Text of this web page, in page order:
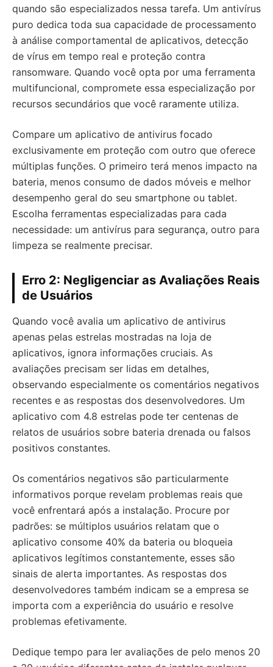
quando são especializados nessa tarefa. Um antivírus
puro dedica toda sua capacidade de processamento
à análise comportamental de aplicativos, detecção
de vírus em tempo real e proteção contra
ransomware. Quando você opta por uma ferramenta
multifuncional, compromete essa especialização por
recursos secundários que você raramente utiliza.
Compare um aplicativo de antivirus focado
exclusivamente em proteção com outro que oferece
múltiplas funções. O primeiro terá menos impacto na
bateria, menos consumo de dados móveis e melhor
desempenho geral do seu smartphone ou tablet.
Escolha ferramentas especializadas para cada
necessidade: um antivírus para segurança, outro para
limpeza se realmente precisar.
Erro 2: Negligenciar as Avaliações Reais
de Usuários
Quando você avalia um aplicativo de antivirus
apenas pelas estrelas mostradas na loja de
aplicativos, ignora informações cruciais. As
avaliações precisam ser lidas em detalhes,
observando especialmente os comentários negativos
recentes e as respostas dos desenvolvedores. Um
aplicativo com 4.8 estrelas pode ter centenas de
relatos de usuários sobre bateria drenada ou falsos
positivos constantes.
Os comentários negativos são particularmente
informativos porque revelam problemas reais que
você enfrentará após a instalação. Procure por
padrões: se múltiplos usuários relatam que o
aplicativo consome 40% da bateria ou bloqueia
aplicativos legítimos constantemente, esses são
sinais de alerta importantes. As respostas dos
desenvolvedores também indicam se a empresa se
importa com a experiência do usuário e resolve
problemas efetivamente.
Dedique tempo para ler avaliações de pelo menos 20